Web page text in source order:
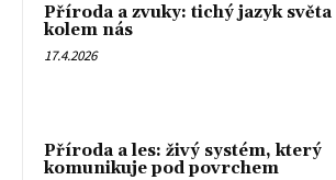
Příroda a zvuky: tichý jazyk světa
kolem nás
17.4.2026
Příroda a les: živý systém, který
komunikuje pod povrchem